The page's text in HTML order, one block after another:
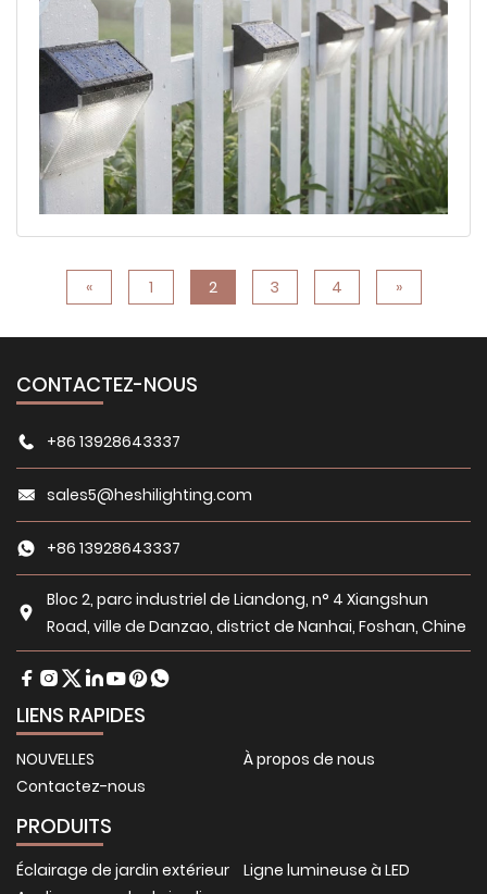
« 1 2 3 4 »
CONTACTEZ-NOUS
+86 13928643337
sales5@heshilighting.com
+86 13928643337
Bloc 2, parc industriel de Liandong, n° 4 Xiangshun
Road, ville de Danzao, district de Nanhai, Foshan, Chine
LIENS RAPIDES
NOUVELLES
À propos de nous
Contactez-nous
PRODUITS
Éclairage de jardin extérieur
Ligne lumineuse à LED